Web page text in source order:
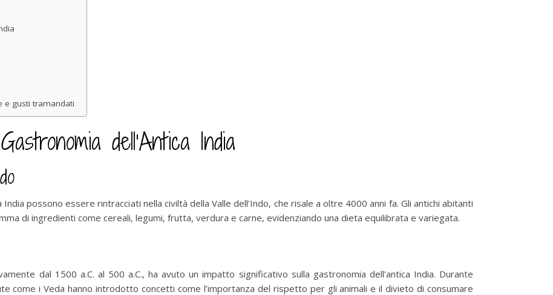
e gusti tramandati
dell’Antica India
possono essere rintracciati nella civiltà della Valle dell’Indo, che risale a oltre 4000 anni fa. Gli antichi abitanti
di ingredienti come cereali, legumi, frutta, verdura e carne, evidenziando una dieta equilibrata e variegata.
dal 1500 a.C. al 500 a.C., ha avuto un impatto significativo sulla gastronomia dell’antica India. Durante
come i Veda hanno introdotto concetti come l’importanza del rispetto per gli animali e il divieto di consumare